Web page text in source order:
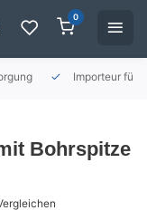
0
Importeur für
Bohrspitze